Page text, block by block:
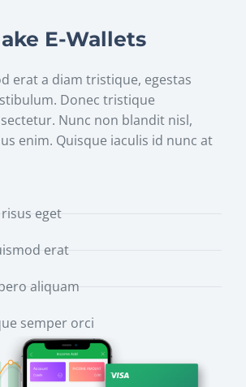
E-Wallets
erat a diam tristique, egestas
Donec tristique
Nunc non blandit nisl,
enim. Quisque iaculis id nunc at
eget
erat
aliquam
semper orci